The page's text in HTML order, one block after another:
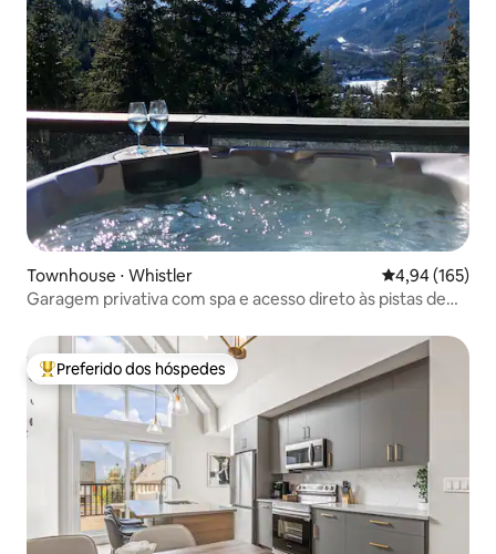
Townhouse ⋅ Whistler 4,94 de uma
4,94 (165)
Garagem privativa com spa e acesso direto às pistas de
Entre os melhores preferidos dos hóspedes
Preferido dos hóspedes